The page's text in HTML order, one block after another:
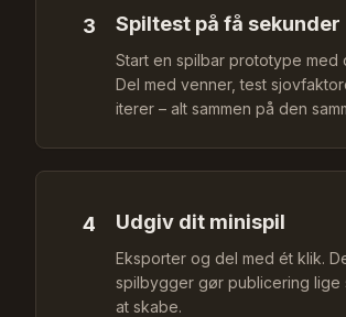
3 Spiltest på få sekunder
Start en spilbar prototype med
Del med venner, test
iterer – alt sammen på den
4 Udgiv dit minispil
Eksporter og del med ét klik.
spilbygger gør publicering lige
at skabe.